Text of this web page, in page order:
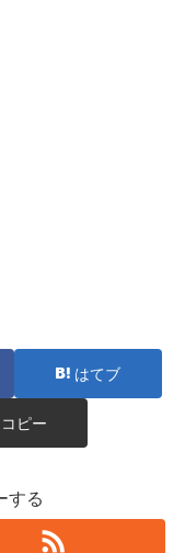
はてブ
コピー
する